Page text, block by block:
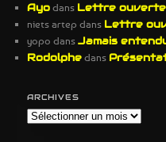
Ayodans Lettre ouverte
niets artep dans Lettre
yopo dansJamais
Rodolphedans
ARCHIVES
Archives